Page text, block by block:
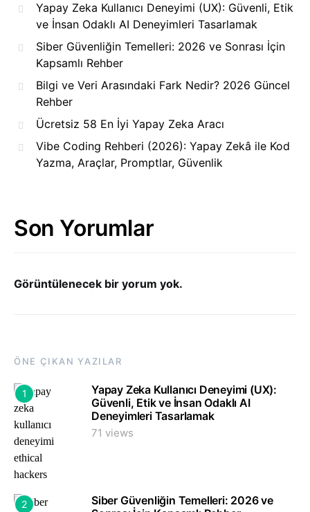
Yapay Zeka Kullanıcı Deneyimi (UX): Güvenli, Etik
ve İnsan Odaklı AI Deneyimleri Tasarlamak
Siber Güvenliğin Temelleri: 2026 ve Sonrası İçin
Kapsamlı Rehber
Bilgi ve Veri Arasındaki Fark Nedir? 2026 Güncel
Rehber
Ücretsiz 58 En İyi Yapay Zeka Aracı
Vibe Coding Rehberi (2026): Yapay Zekâ ile Kod
Yazma, Araçlar, Promptlar, Güvenlik
Son Yorumlar
Görüntülenecek bir yorum yok.
ÖNE ÇIKAN YAZILAR
1
Yapay Zeka Kullanıcı Deneyimi (UX):
Güvenli, Etik ve İnsan Odaklı AI
Deneyimleri Tasarlamak
71 views
2
Siber Güvenliğin Temelleri: 2026 ve